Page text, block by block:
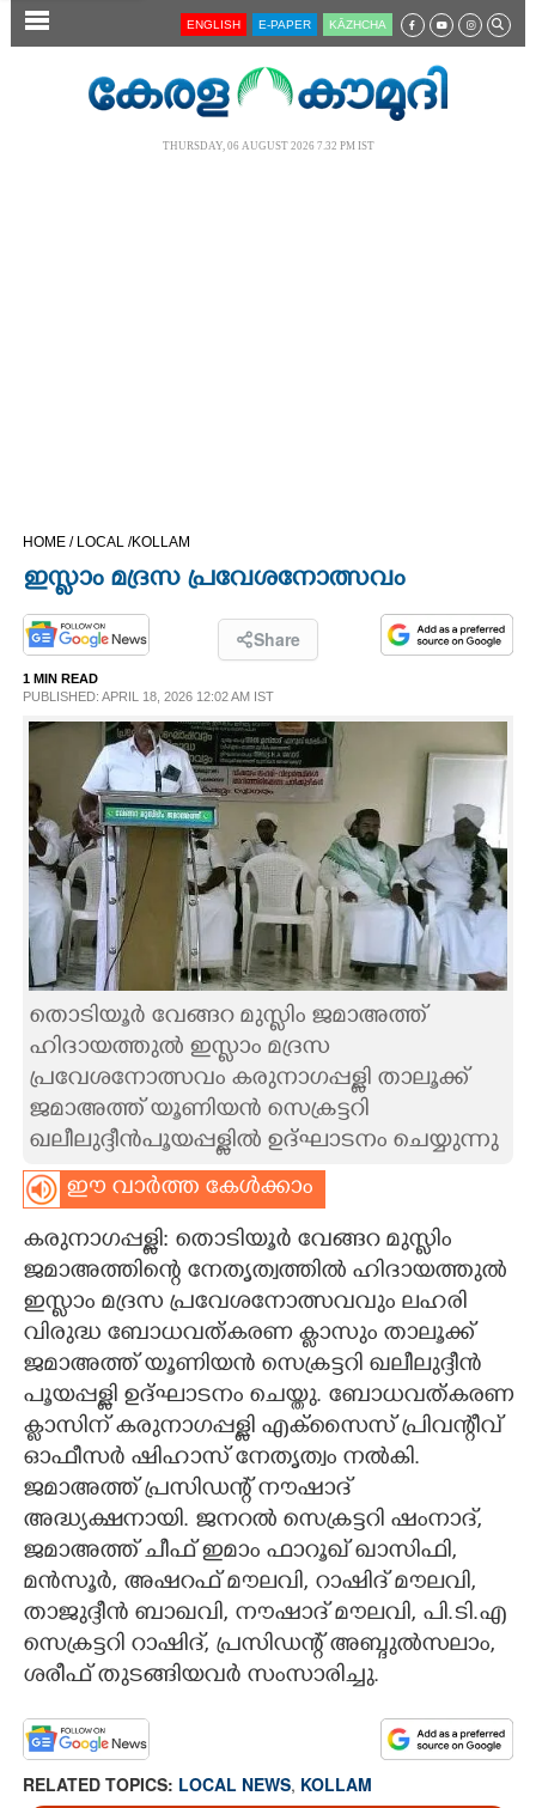
SECTIONS
OPINION
PHOTOS
LIFESTYLE
SPIRITUAL
INFO+
ART
ASTRO
CARTOONS
LITERATURE
ZOOM
CONTACT US
ENGLISH E-PAPER KĀZHCHA
THURSDAY, 06 AUGUST 2026 7.32 PM IST
HOME / LOCAL /KOLLAM
ഇസ്ലാം മദ്രസ പ്രവേശനോത്സവം
Share
1 MIN READ
PUBLISHED: APRIL 18, 2026 12:02 AM IST
തൊടിയൂർ വേങ്ങറ മുസ്ലിം ജമാഅത്ത്
ഹിദായത്തുൽ ഇസ്ലാം മദ്രസ
പ്രവേശനോത്സവം കരുനാഗപ്പള്ളി താലൂക്ക്
ജമാഅത്ത് യൂണിയൻ സെക്രട്ടറി
ഖലീലുദ്ദീൻപൂയപ്പള്ളിൽ ഉദ്ഘാടനം ചെയ്യുന്നു
ഈ വാർത്ത കേൾക്കാം
കരുനാഗപ്പള്ളി: തൊടിയൂർ വേങ്ങറ മുസ്ലിം
ജമാഅത്തിന്റെ നേതൃത്വത്തിൽ ഹിദായത്തുൽ
ഇസ്ലാം മദ്രസ പ്രവേശനോത്സവവും ലഹരി
വിരുദ്ധ ബോധവത്കരണ ക്ലാസും താലൂക്ക്
ജമാഅത്ത് യൂണിയൻ സെക്രട്ടറി ഖലീലുദ്ദീൻ
പൂയപ്പള്ളി ഉദ്ഘാടനം ചെയ്തു. ബോധവത്കരണ
ക്ലാസിന് കരുനാഗപ്പള്ളി എക്സൈസ് പ്രിവന്റീവ്
ഓഫീസർ ഷിഹാസ് നേതൃത്വം നൽകി.
ജമാഅത്ത് പ്രസിഡന്റ് നൗഷാദ്
അദ്ധ്യക്ഷനായി. ജനറൽ സെക്രട്ടറി ഷംനാദ്,
ജമാഅത്ത് ചീഫ് ഇമാം ഫാറൂഖ് ഖാസിഫി,
മൻസൂർ, അഷറഫ് മൗലവി, റാഷിദ് മൗലവി,
താജുദ്ദീൻ ബാഖവി, നൗഷാദ് മൗലവി, പി.ടി.എ
സെക്രട്ടറി റാഷിദ്, പ്രസിഡന്റ് അബ്ദുൽസലാം,
ശരീഫ് തുടങ്ങിയവർ സംസാരിച്ചു.
RELATED TOPICS: LOCAL NEWS, KOLLAM